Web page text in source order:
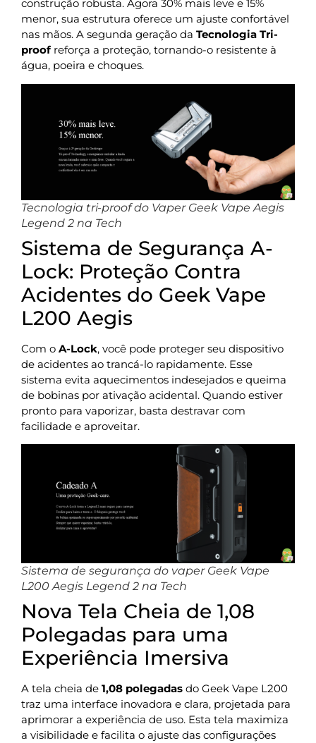
construção robusta. Agora 30% mais leve e 15%
menor, sua estrutura oferece um ajuste confortável
nas mãos. A segunda geração da Tecnologia Tri-
proofreforça a proteção, tornando-o resistente à
água, poeira e choques.
Tecnologia tri-proof do Vaper Geek Vape Aegis
Legend 2 na Tech
Sistema de Segurança A-
Lock: Proteção Contra
Acidentes do Geek Vape
L200 Aegis
Com o A-Lock, você pode proteger seu dispositivo
de acidentes ao trancá-lo rapidamente. Esse
sistema evita aquecimentos indesejados e queima
de bobinas por ativação acidental. Quando estiver
pronto para vaporizar, basta destravar com
facilidade e aproveitar.
Sistema de segurança do vaper Geek Vape
L200 Aegis Legend 2 na Tech
Nova Tela Cheia de 1,08
Polegadas para uma
Experiência Imersiva
A tela cheia de 1,08 polegadas do Geek Vape L200
traz uma interface inovadora e clara, projetada para
aprimorar a experiência de uso. Esta tela maximiza
a visibilidade e facilita o ajuste das configurações